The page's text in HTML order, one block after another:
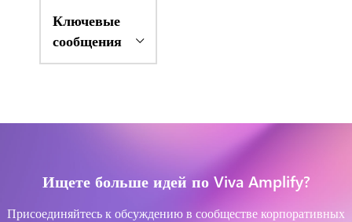
Ключевые
сообщения
Ищете больше идей по Viva Amplify?
Присоединяйтесь к обсуждению в сообществе корпоративных